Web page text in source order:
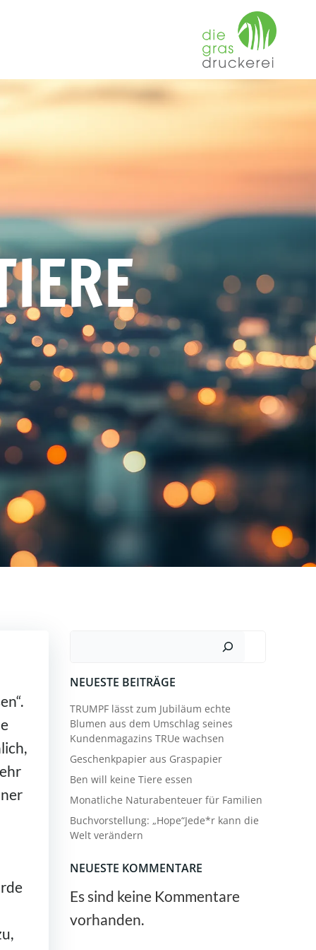
NEUESTE BEITRÄGE
TRUMPF lässt zum Jubiläum echte
Blumen aus dem Umschlag seines
Kundenmagazins TRUe wachsen
Geschenkpapier aus Graspapier
Ben will keine Tiere essen
Monatliche Naturabenteuer für Familien
Buchvorstellung: „Hope“Jede*r kann die
Welt verändern
NEUESTE KOMMENTARE
Es sind keine Kommentare
vorhanden.